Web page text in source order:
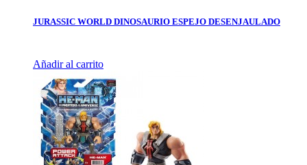
JURASSIC WORLD DINOSAURIO ESPEJO DESENJAULADO
Añadir al carrito